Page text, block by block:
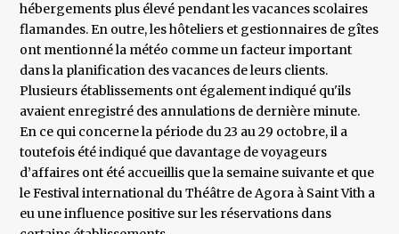
hébergements plus élevé pendant les vacances scolaires
flamandes. En outre, les hôteliers et gestionnaires de gîtes
ont mentionné la météo comme un facteur important
dans la planification des vacances de leurs clients.
Plusieurs établissements ont également indiqué qu'ils
avaient enregistré des annulations de dernière minute.
En ce qui concerne la période du 23 au 29 octobre, il a
toutefois été indiqué que davantage de voyageurs
d’affaires ont été accueillis que la semaine suivante et que
le Festival international du Théâtre de Agora à Saint Vith a
eu une influence positive sur les réservations dans